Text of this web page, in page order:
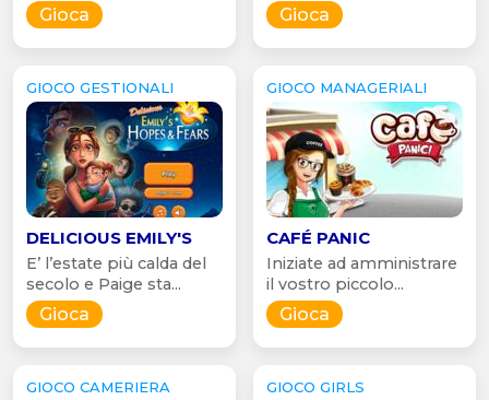
Gioca Gioca
GIOCO GESTIONALI
DELICIOUS EMILY'S
E’ l’estate più calda del
secolo e Paige sta...
Gioca
GIOCO MANAGERIALI
CAFÉ PANIC
Iniziate ad amministrare
il vostro piccolo...
Gioca
GIOCO CAMERIERA GIOCO GIRLS